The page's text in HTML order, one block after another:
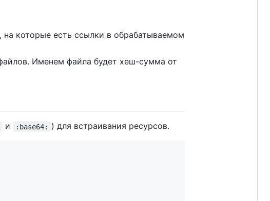
которые есть ссылки в обрабатываемом
Именем файла будет хеш-сумма от
и :base64: ) для встраивания ресурсов.